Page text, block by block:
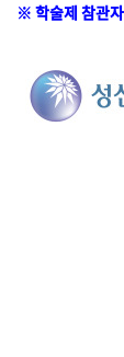
※ 학술제 참관